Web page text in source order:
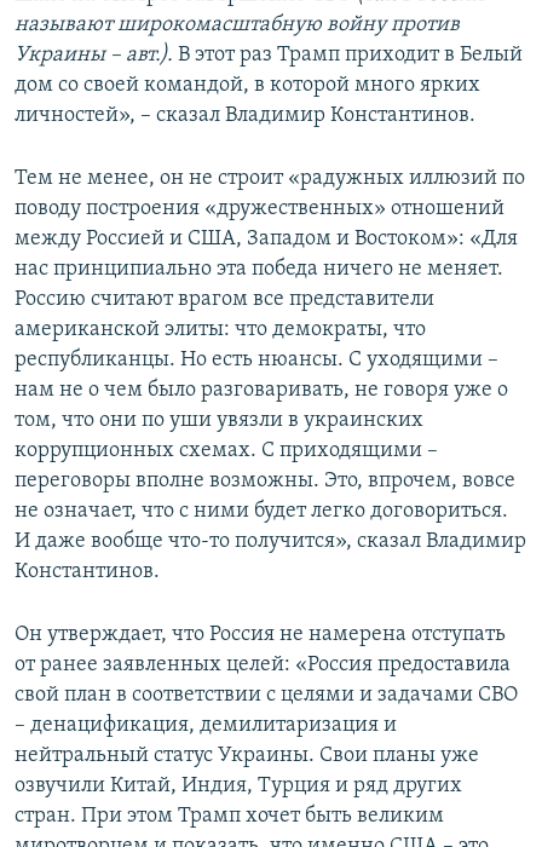
называют широкомасштабную войну против
Украины – авт.). В этот раз Трамп приходит в Белый
дом со своей командой, в которой много ярких
личностей», – сказал Владимир Константинов.
Тем не менее, он не строит «радужных иллюзий по
поводу построения «дружественных» отношений
между Россией и США, Западом и Востоком»: «Для
нас принципиально эта победа ничего не меняет.
Россию считают врагом все представители
американской элиты: что демократы, что
республиканцы. Но есть нюансы. С уходящими –
нам не о чем было разговаривать, не говоря уже о
том, что они по уши увязли в украинских
коррупционных схемах. С приходящими –
переговоры вполне возможны. Это, впрочем, вовсе
не означает, что с ними будет легко договориться.
И даже вообще что-то получится», сказал Владимир
Константинов.
Он утверждает, что Россия не намерена отступать
от ранее заявленных целей: «Россия предоставила
свой план в соответствии с целями и задачами СВО
– денацификация, демилитаризация и
нейтральный статус Украины. Свои планы уже
озвучили Китай, Индия, Турция и ряд других
стран. При этом Трамп хочет быть великим